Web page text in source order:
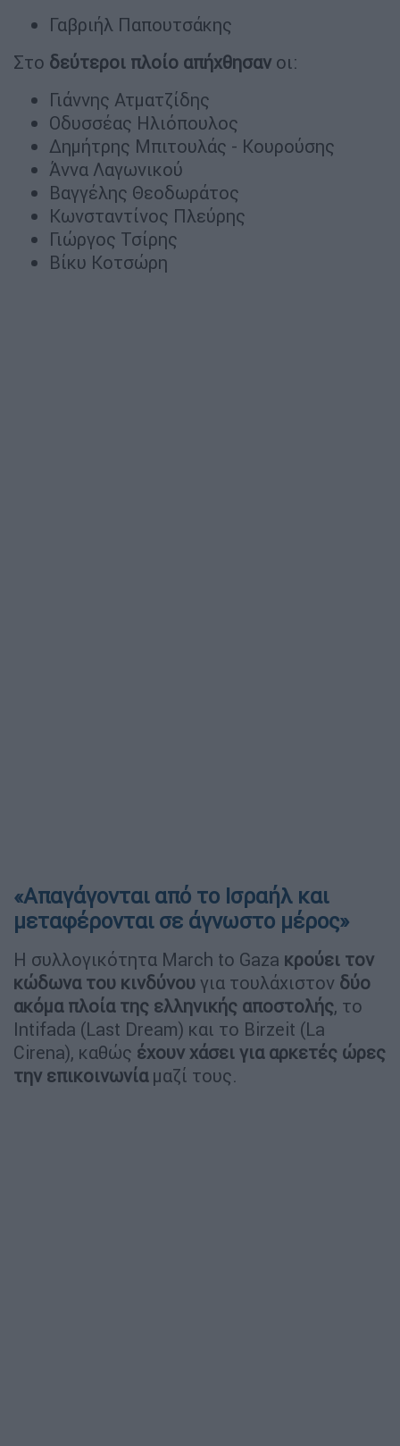
Γαβριήλ Παπουτσάκης
Στο δεύτεροι πλοίο απήχθησαν οι:
Γιάννης Ατματζίδης
Οδυσσέας Ηλιόπουλος
Δημήτρης Μπιτουλάς - Κουρούσης
Άννα Λαγωνικού
Βαγγέλης Θεοδωράτος
Κωνσταντίνος Πλεύρης
Γιώργος Τσίρης
Βίκυ Κοτσώρη
«Απαγάγονται από το Ισραήλ και
μεταφέρονται σε άγνωστο μέρος»
Η συλλογικότητα March to Gaza κρούει τον
κώδωνα του κινδύνου για τουλάχιστον δύο
ακόμα πλοία της ελληνικής αποστολής, το
Intifada (Last Dream) και το Birzeit (La
Cirena), καθώς έχουν χάσει για αρκετές ώρες
την επικοινωνίαμαζί τους.